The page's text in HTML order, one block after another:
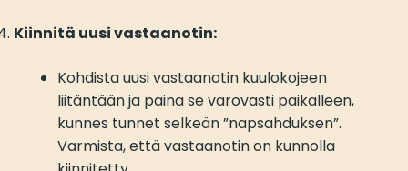
Kiinnitä uusi vastaanotin:
Kohdista uusi vastaanotin kuulokojeen
liitäntään ja paina se varovasti paikalleen,
kunnes tunnet selkeän ”napsahduksen”.
Varmista, että vastaanotin on kunnolla